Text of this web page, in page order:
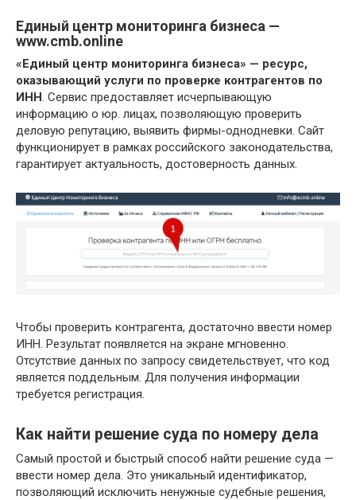
Единый центр мониторинга бизнеса —
www.cmb.online
«Единый центр мониторинга бизнеса» — ресурс,
оказывающий услуги по проверке контрагентов по
ИНН. Сервис предоставляет исчерпывающую
информацию о юр. лицах, позволяющую проверить
деловую репутацию, выявить фирмы-однодневки. Сайт
функционирует в рамках российского законодательства,
гарантирует актуальность, достоверность данных.
Чтобы проверить контрагента, достаточно ввести номер
ИНН. Результат появляется на экране мгновенно.
Отсутствие данных по запросу свидетельствует, что код
является поддельным. Для получения информации
требуется регистрация.
Как найти решение суда по номеру дела
Самый простой и быстрый способ найти решение суда —
ввести номер дела. Это уникальный идентификатор,
позволяющий исключить ненужные судебные решения,